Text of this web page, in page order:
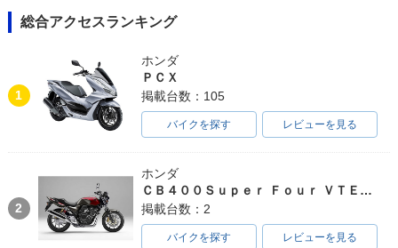
総合アクセスランキング
1
ホンダ
ＰＣＸ
掲載台数：105
バイクを探す レビューを見る
2
ホンダ
ＣＢ４００Ｓｕｐｅｒ Ｆｏｕｒ ＶＴＥＣ ＳＰＥＣ３
掲載台数：2
バイクを探す レビューを見る